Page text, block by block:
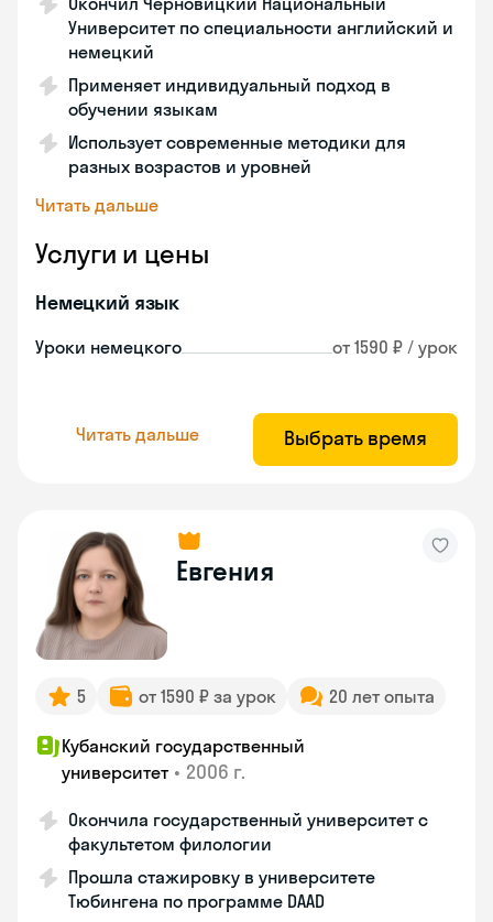
Университет по специальности английский и
немецкий
Применяет индивидуальный подход в
обучении языкам
Использует современные методики для
разных возрастов и уровней
Читать дальше
Услуги и цены
Немецкий язык
Уроки немецкого от 1590 ₽ / урок
Читать дальше Выбрать время
Евгения
5 от 1590 ₽ за урок 20 лет опыта
Кубанский государственный
университет • 2006 г.
Окончила государственный университет с
факультетом филологии
Прошла стажировку в университете
Тюбингена по программе DAAD